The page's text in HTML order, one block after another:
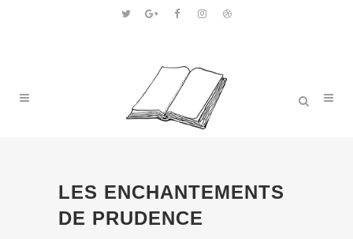
LES ENCHANTEMENTS
DE PRUDENCE